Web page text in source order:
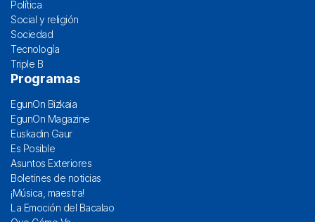
Política
Social y religión
Sociedad
Tecnología
Triple B
Programas
EgunOn Bizkaia
EgunOn Magazine
Euskadin Gaur
Es Posible
Asuntos Exteriores
Boletines de noticias
¡Música, maestra!
La Emoción del Bacalao